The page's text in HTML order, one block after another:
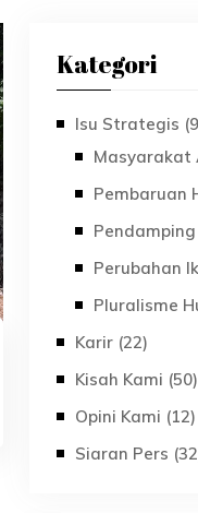
Kategori
Isu Strategis
Masyarakat
Pembaruan
Perubahan
Pluralisme
Karir (22)
Kisah Kami (50)
Opini Kami (12)
Siaran Pers